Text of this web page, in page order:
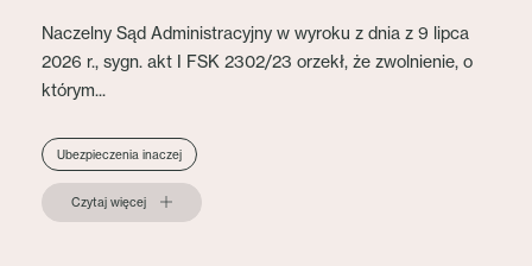
Naczelny Sąd Administracyjny w wyroku z dnia z 9 lipca
2026 r., sygn. akt I FSK 2302/23 orzekł, że zwolnienie, o
którym...
Ubezpieczenia inaczej
Czytaj więcej